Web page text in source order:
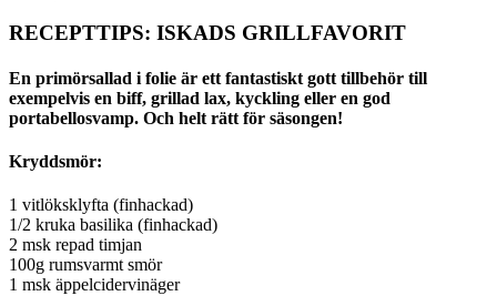
RECEPTTIPS: ISKADS GRILLFAVORIT
En primörsallad i folie är ett fantastiskt gott tillbehör till
exempelvis en biff, grillad lax, kyckling eller en god
portabellosvamp. Och helt rätt för säsongen!
Kryddsmör:
1 vitlöksklyfta (finhackad)
1/2 kruka basilika (finhackad)
2 msk repad timjan
100g rumsvarmt smör
1 msk äppelcidervinäger